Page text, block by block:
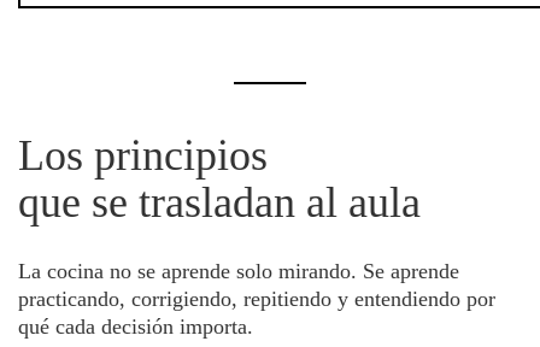
Los principios
que se trasladan al aula
La cocina no se aprende solo mirando. Se aprende
practicando, corrigiendo, repitiendo y entendiendo por
qué cada decisión importa.